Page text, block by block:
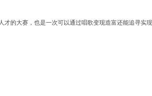
的大赛，也是一次可以通过唱歌变现造富还能追寻实